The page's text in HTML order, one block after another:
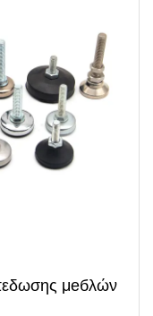
μебλών